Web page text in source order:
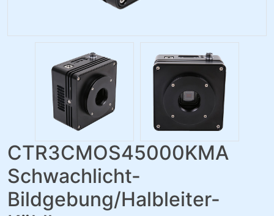
CTR3CMOS45000KMA
Schwachlicht-
Bildgebung/Halbleiter-